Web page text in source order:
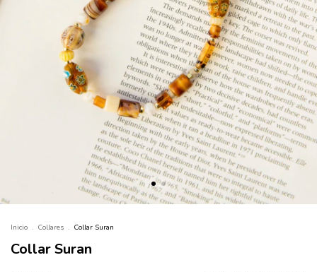
Inicio . Collares . Collar Suran
Collar Suran